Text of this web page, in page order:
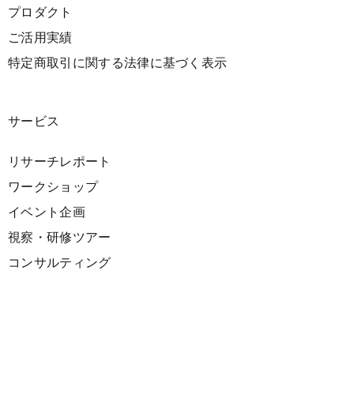
プロダクト
ご活用実績
特定商取引に関する法律に基づく表示
サービス
リサーチレポート
ワークショップ
イベント企画
視察・研修ツアー
コンサルティング